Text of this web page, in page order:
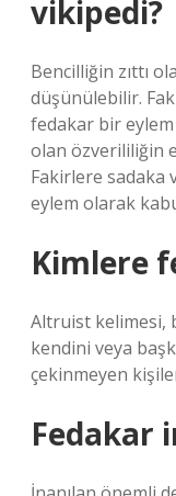
vikipedi?
Bencilliğin zıttı
düşünülebilir.
fedakar bir
olan özverililiğin
Fakirlere sadaka
eylem olarak
Kimlere
Altruist kelimesi,
kendini veya
çekinmeyen
Fedakar